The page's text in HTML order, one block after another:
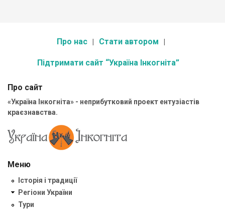
Про нас Стати автором
Підтримати сайт “Україна Інкогніта”
Про сайт
«Україна Інкогніта» - неприбутковий проект ентузіастів
краєзнавства.
Меню
Історія і традиції
Регіони України
Тури